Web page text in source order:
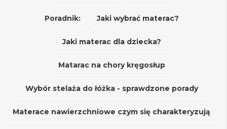
Poradnik: Jaki wybrać materac?
Jaki materac dla dziecka?
Matarac na chory kręgosłup
Wybór stelaża do łóżka - sprawdzone porady
Materace nawierzchniowe czym się charakteryzują